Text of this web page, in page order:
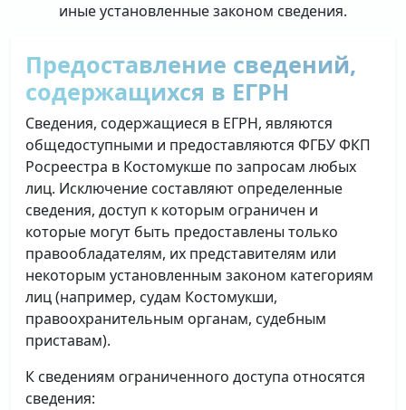
иные установленные законом сведения.
Предоставление сведений,
содержащихся в ЕГРН
Сведения, содержащиеся в ЕГРН, являются
общедоступными и предоставляются ФГБУ ФКП
Росреестра в Костомукше по запросам любых
лиц. Исключение составляют определенные
сведения, доступ к которым ограничен и
которые могут быть предоставлены только
правообладателям, их представителям или
некоторым установленным законом категориям
лиц (например, судам Костомукши,
правоохранительным органам, судебным
приставам).
К сведениям ограниченного доступа относятся
сведения: